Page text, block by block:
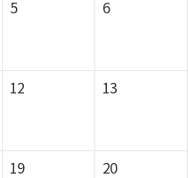
5 6
12 13
19 20